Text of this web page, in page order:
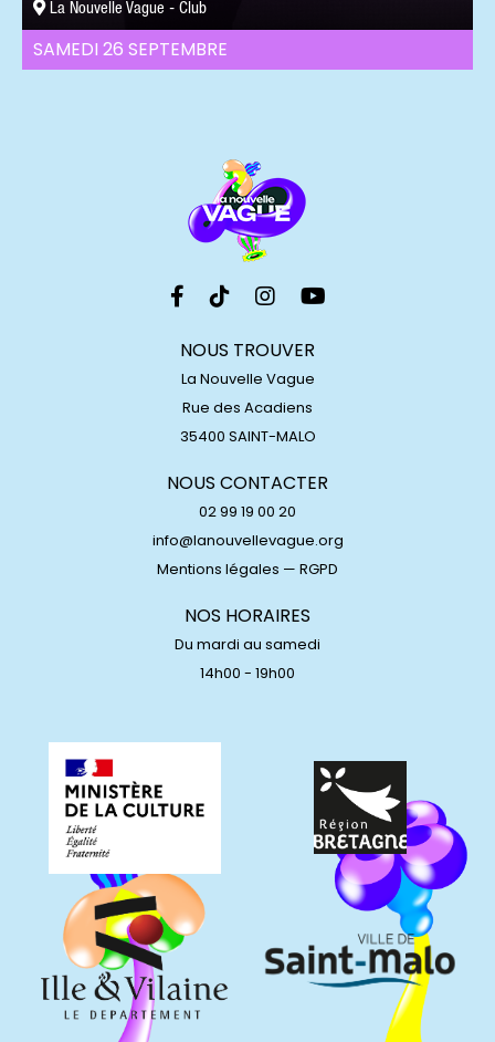
SAMEDI 26 SEPTEMBRE
La Nouvelle Vague - Club
NOUS TROUVER
La Nouvelle Vague
Rue des Acadiens
35400 SAINT-MALO
NOUS CONTACTER
02 99 19 00 20
info@lanouvellevague.org
Mentions légales — RGPD
NOS HORAIRES
Du mardi au samedi
14h00 - 19h00